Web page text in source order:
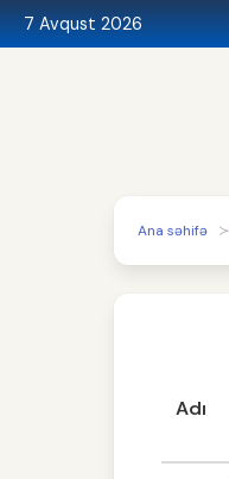
7 Avqust 2026
Ana səhifə
Adı